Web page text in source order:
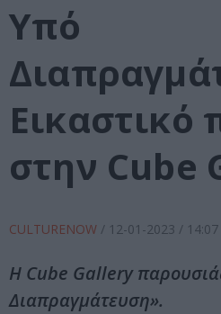
Υπό
Εικαστικό
στην Cube
CULTURENOW / 12-01-2023 / 14:07
Η Cube Gallery
Διαπραγμάτευση».